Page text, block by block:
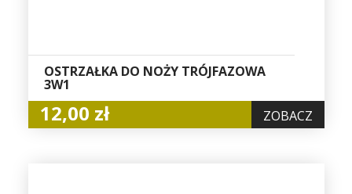
OSTRZAŁKA DO NOŻY TRÓJFAZOWA
3W1
12,00 zł ZOBACZ